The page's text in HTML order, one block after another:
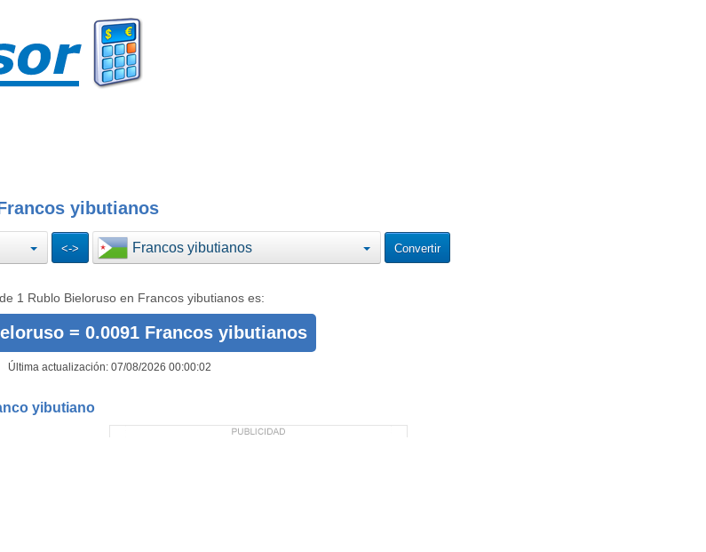
yibutianos
Francos yibutianos
1 Rublo Bieloruso en Francos yibutianos es:
= 0.0091 Francos yibutianos
Última actualización: 07/08/2026 00:00:02
yibutiano